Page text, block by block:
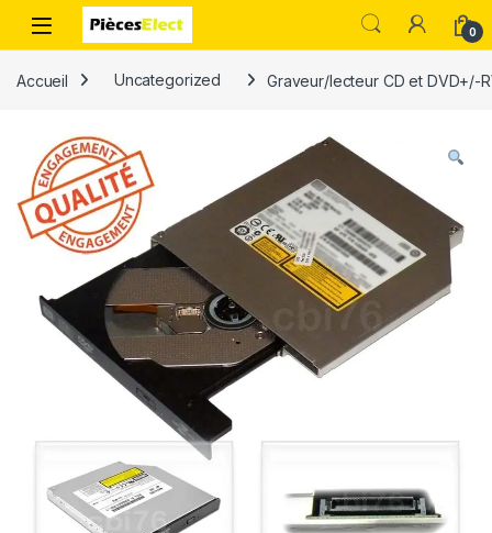
0
Accueil Uncategorized Graveur/lecteur CD et DVD+/-